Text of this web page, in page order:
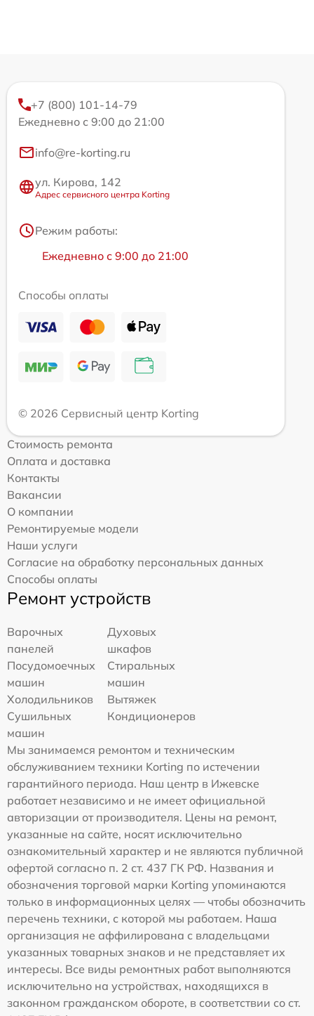
+7 (800) 101-14-79
Ежедневно с 9:00 до 21:00
info@re-korting.ru
ул. Кирова, 142
Адрес сервисного центра Korting
Режим работы:
Ежедневно с 9:00 до 21:00
Способы оплаты
© 2026 Сервисный центр Korting
Стоимость ремонта
Оплата и доставка
Контакты
Вакансии
О компании
Ремонтируемые модели
Наши услуги
Согласие на обработку персональных данных
Способы оплаты
Ремонт устройств
Варочных
панелей
Духовых
шкафов
Посудомоечных
машин
Стиральных
машин
Холодильников
Вытяжек
Сушильных
машин
Кондиционеров
Мы занимаемся ремонтом и техническим
обслуживанием техники Korting по истечении
гарантийного периода. Наш центр в Ижевске
работает независимо и не имеет официальной
авторизации от производителя. Цены на ремонт,
указанные на сайте, носят исключительно
ознакомительный характер и не являются публичной
офертой согласно п. 2 ст. 437 ГК РФ. Названия и
обозначения торговой марки Korting упоминаются
только в информационных целях — чтобы обозначить
перечень техники, с которой мы работаем. Наша
организация не аффилирована с владельцами
указанных товарных знаков и не представляет их
интересы. Все виды ремонтных работ выполняются
исключительно на устройствах, находящихся в
законном гражданском обороте, в соответствии со ст.